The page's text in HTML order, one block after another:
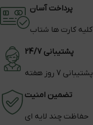
پرداخت آسان
کلیه کارت ها شتاب
پشتیبانی 24/7
پشتیبانی 7 روز هفته
تضمین امنیت
حفاظت چند لایه ای